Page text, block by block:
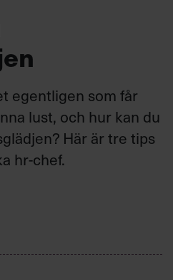
egentligen som får
lust, och hur kan du
Här är tre tips
hr-chef.